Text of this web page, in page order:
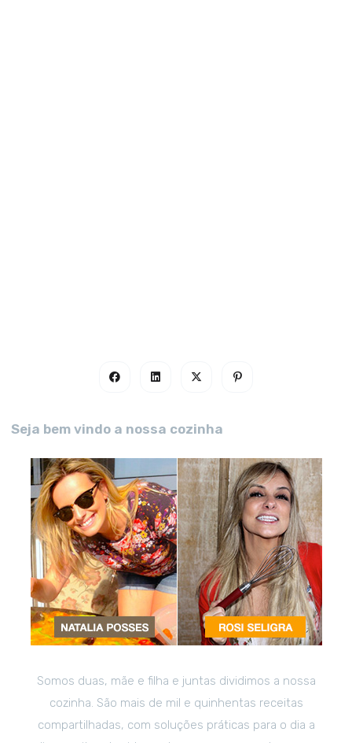
Seja bem vindo a nossa cozinha
Somos duas, mãe e filha e juntas dividimos a nossa
cozinha. São mais de mil e quinhentas receitas
compartilhadas, com soluções práticas para o dia a